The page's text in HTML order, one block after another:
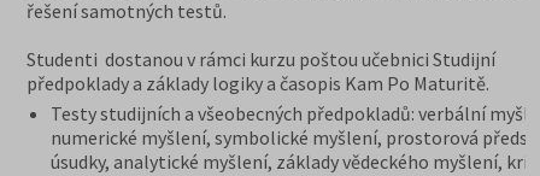
řešení samotných testů.
Studenti dostanou v rámci kurzu poštou učebnici Studijní
předpoklady a základy logiky a časopis Kam Po Maturitě.
Testy studijních a všeobecných předpokladů: verbální
numerické myšlení, symbolické myšlení, prostorová
úsudky, analytické myšlení, základy vědeckého myšlení,